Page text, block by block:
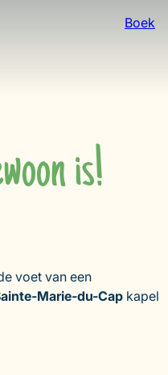
Boek
is!
voet van een
Marie-du-Cap kapel